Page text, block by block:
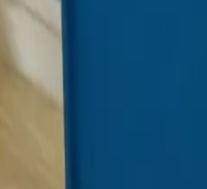
折りたたみテーブル
のであり、現在の在庫状況を示すものではご
場合がございます。